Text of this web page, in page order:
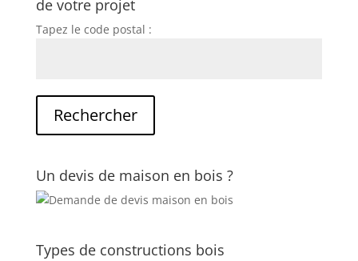
de votre projet
Tapez le code postal :
Un devis de maison en bois ?
Types de constructions bois